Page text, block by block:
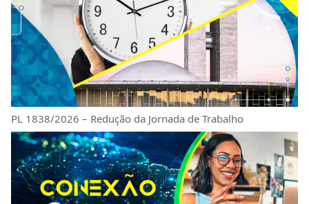
PL 1838/2026 – Redução da Jornada de Trabalho